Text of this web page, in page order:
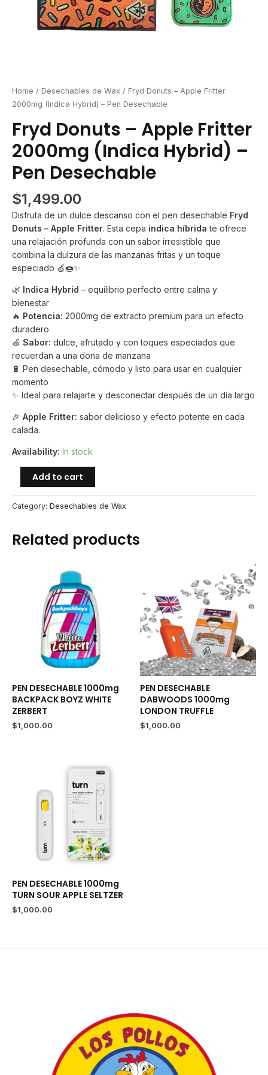
Home / Desechables de Wax / Fryd Donuts – Apple Fritter
2000mg (Indica Hybrid) – Pen Desechable
Fryd Donuts – Apple Fritter
2000mg (Indica Hybrid) –
Pen Desechable
$1,499.00
Disfruta de un dulce descanso con el pen desechable Fryd
Donuts – Apple Fritter. Esta cepa indica híbrida te ofrece
una relajación profunda con un sabor irresistible que
combina la dulzura de las manzanas fritas y un toque
especiado 🍏🍩✨
🌿 Indica Hybrid – equilibrio perfecto entre calma y
bienestar
🔥 Potencia: 2000mg de extracto premium para un efecto
duradero
🍏 Sabor: dulce, afrutado y con toques especiados que
recuerdan a una dona de manzana
🔋 Pen desechable, cómodo y listo para usar en cualquier
momento
✨ Ideal para relajarte y desconectar después de un día largo
🎉 Apple Fritter: sabor delicioso y efecto potente en cada
calada.
Availability: In stock
Donuts
–
Apple
2000mg
Desechable
quantity
Add to cart
Category: Desechables de Wax
Related products
PEN DESECHABLE 1000mg
BACKPACK BOYZ WHITE
ZERBERT
$1,000.00
PEN DESECHABLE
DABWOODS 1000mg
LONDON TRUFFLE
$1,000.00
PEN DESECHABLE 1000mg
TURN SOUR APPLE SELTZER
$1,000.00